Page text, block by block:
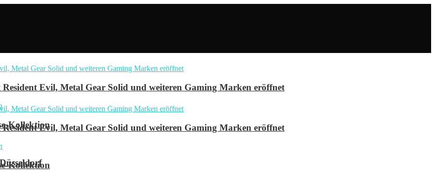
Evil, Metal Gear Solid und weiteren Gaming Marken eröffnet
KollektionEvil, Metal Gear Solid und weiteren Gaming Marken eröffnet
Kollektion